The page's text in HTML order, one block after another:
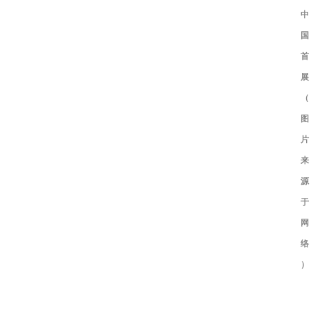
中
国
首
展
（
图
片
来
源
于
网
络
）